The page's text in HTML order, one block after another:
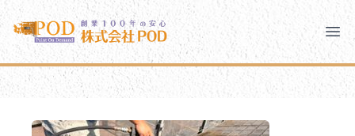
メインコンテンツにスキップ
株式会社ペイント・オン・デマンド
千葉の外壁塗装・屋根塗装なら創業100年の安心 ペイン
株式会社ペイント・オン・デマンド
モバイルメニュー
PODのまちづくり 安心の取り組み